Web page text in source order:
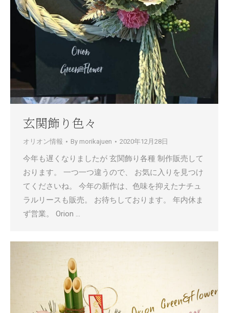
玄関飾り色々
オリオン情報 By morikajuen 2020年12月28日
今年も遅くなりましたが 玄関飾り各種 制作販売して
おります。 一つ一つ違うので、 お気に入りを見つけ
てくださいね。 今年の新作は、色味を抑えたナチュ
ラルリースも販売。 お待ちしております。 年内休ま
ず営業。 Orion …